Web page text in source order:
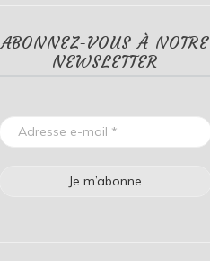
ABONNEZ-VOUS À NOTRE
NEWSLETTER